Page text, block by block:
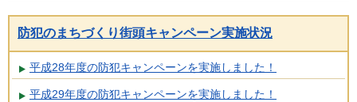
防犯のまちづくり街頭キャンペーン実施状況
平成28年度の防犯キャンペーンを実施しました！
平成29年度の防犯キャンペーンを実施しました！